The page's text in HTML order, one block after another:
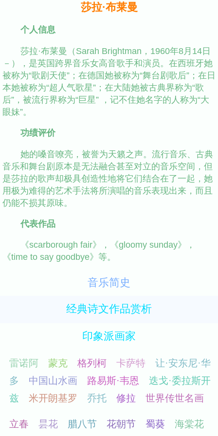
莎拉·布莱曼
个人信息
莎拉·布莱曼（Sarah Brightman，1960年8月14日
－），是英国跨界音乐女高音歌手和演员。在西班牙她
被称为“歌剧天使”；在德国她被称为“舞台剧歌后”；在日
本她被称为“超人气歌星”；在大陆她被古典界称为“歌
后”，被流行界称为“巨星” ，记不住她名字的人称为“大
眼妹”。
功绩评价
她的嗓音嘹亮，被誉为天籁之声。流行音乐、古典
音乐和舞台剧原本是无法融合甚至对立的音乐空间，但
是莎拉的歌声却极具创造性地将它们结合在了一起，她
用极为难得的艺术手法将所演唱的音乐表现出来，而且
仍能不损其原味。
代表作品
《scarborough fair》，《gloomy sunday》，
《time to say goodbye》等。
音乐简史
经典诗文作品赏析
印象派画家